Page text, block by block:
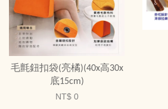
毛氈鈕扣袋(亮橘)(40x高30x
底15cm)
NT$ 0